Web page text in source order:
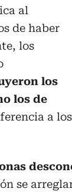
al
de haber
los
los
los de
a
se